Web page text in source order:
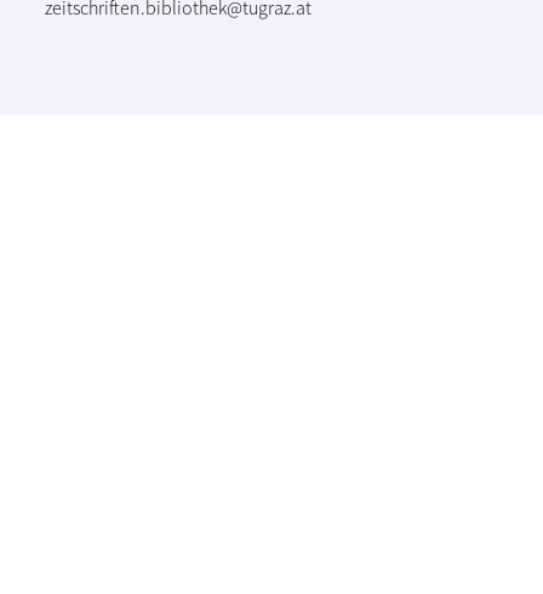
zeitschriften.bibliothek@tugraz.at